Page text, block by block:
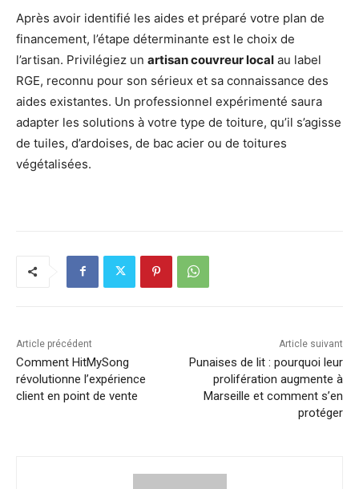
Après avoir identifié les aides et préparé votre plan de
financement, l’étape déterminante est le choix de
l’artisan. Privilégiez un artisan couvreur local au label
RGE, reconnu pour son sérieux et sa connaissance des
aides existantes. Un professionnel expérimenté saura
adapter les solutions à votre type de toiture, qu’il s’agisse
de tuiles, d’ardoises, de bac acier ou de toitures
végétalisées.
Article précédent
Comment HitMySong
révolutionne l’expérience
client en point de vente
Article suivant
Punaises de lit : pourquoi leur
prolifération augmente à
Marseille et comment s’en
protéger